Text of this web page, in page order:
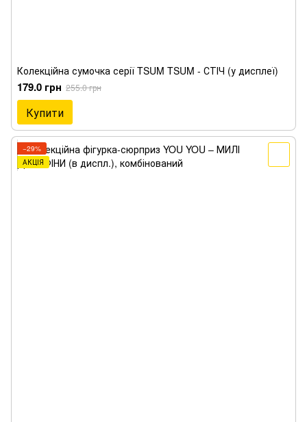
Колекційна сумочка серії TSUM TSUM - СТІЧ (у дисплеї)
179.0 грн 255.0 грн
Купити
−29%
АКЦІЯ